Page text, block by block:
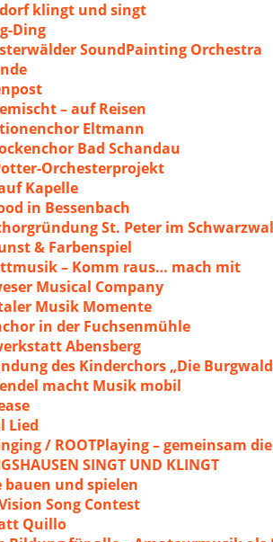
klingt und singt
Ding
SoundPainting Orchestra
– auf Reisen
Eltmann
Bad Schandau
Orchesterprojekt
Kapelle
in Bessenbach
St. Peter im
& Farbenspiel
– Komm raus… mach mit
Musical Company
Musik Momente
in der Fuchsenmühle
Abensberg
des Kinderchors „Die
macht Musik mobil
Lied
/ ROOTPlaying – gemeinsam
SINGT UND KLINGT
bauen und spielen
Song Contest
Quillo